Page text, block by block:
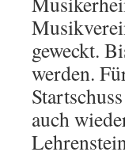
geweckt.
werden.
auch